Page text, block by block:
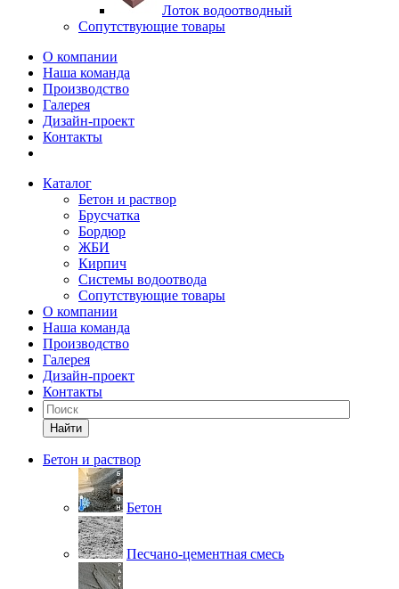
Лоток водоотводный
Сопутствующие товары
О компании
Наша команда
Производство
Галерея
Дизайн-проект
Контакты
Каталог
Бетон и раствор
Брусчатка
Бордюр
ЖБИ
Кирпич
Системы водоотвода
Сопутствующие товары
О компании
Наша команда
Производство
Галерея
Дизайн-проект
Контакты
Найти
Бетон и раствор
Бетон
Песчано-цементная смесь